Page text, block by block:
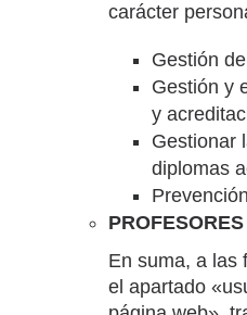
carácter
Gestión
Gestión y
y
Gestionar
diplomas
PROFESORES
En suma, a las
el apartado